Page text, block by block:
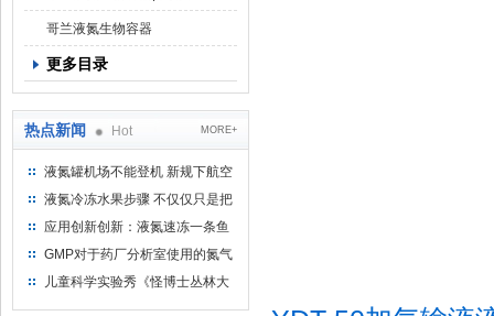
哥兰液氮生物容器
更多目录
热点新闻 Hot MORE+
液氮罐机场不能登机 新规下航空
运输罐能否上飞机
液氮冷冻水果步骤 不仅仅只是把
水果扔到液氮中
应用创新创新：液氮速冻一条鱼
只需15分钟 保持活鲜一整年
GMP对于药厂分析室使用的氮气
钢瓶存放标准
儿童科学实验秀《怪博士丛林大